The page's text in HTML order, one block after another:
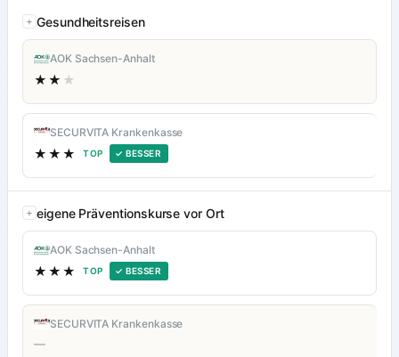
Gesundheitsreisen
AOK Sachsen-Anhalt
★★ ★
SECURVITA Krankenkasse
★★★ TOP ✓ BESSER
eigene Präventionskurse vor Ort
AOK Sachsen-Anhalt
★★★ TOP ✓ BESSER
SECURVITA Krankenkasse
—